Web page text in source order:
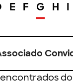
E F G H I